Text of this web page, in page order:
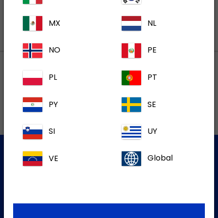
Lokalne adrese
korisnike
MX NL
NO PE
PL PT
PY SE
SI UY
VE Global